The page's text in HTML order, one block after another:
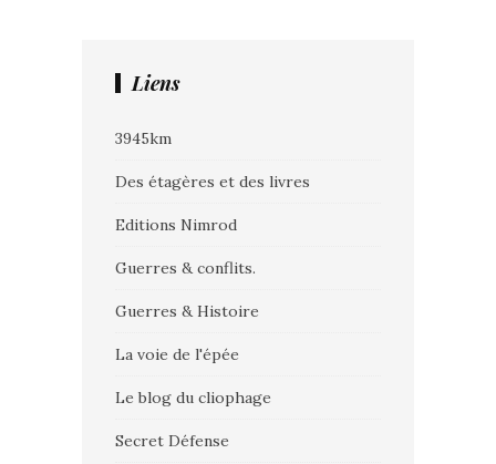
Liens
3945km
Des étagères et des livres
Editions Nimrod
Guerres & conflits.
Guerres & Histoire
La voie de l'épée
Le blog du cliophage
Secret Défense